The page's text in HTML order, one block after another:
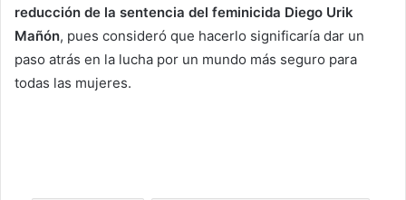
reducción de la sentencia del feminicida Diego Urik
Mañón, pues consideró que hacerlo significaría dar un
paso atrás en la lucha por un mundo más seguro para
todas las mujeres.